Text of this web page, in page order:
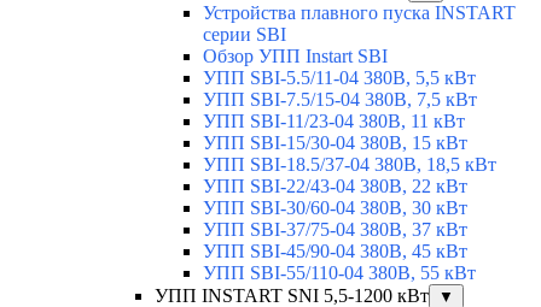
Устройства плавного пуска INSTART
серии SBI
Обзор УПП Instart SBI
УПП SBI-5.5/11-04 380В, 5,5 кВт
УПП SBI-7.5/15-04 380В, 7,5 кВт
УПП SBI-11/23-04 380В, 11 кВт
УПП SBI-15/30-04 380В, 15 кВт
УПП SBI-18.5/37-04 380В, 18,5 кВт
УПП SBI-22/43-04 380В, 22 кВт
УПП SBI-30/60-04 380В, 30 кВт
УПП SBI-37/75-04 380В, 37 кВт
УПП SBI-45/90-04 380В, 45 кВт
УПП SBI-55/110-04 380В, 55 кВт
УПП INSTART SNI 5,5-1200 кВт
▼